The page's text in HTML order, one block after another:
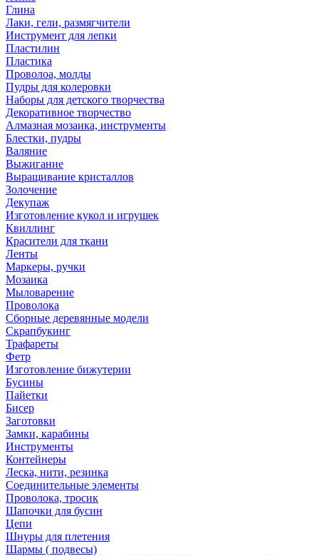
Глина
Лаки, гели, размягчители
Инструмент для лепки
Пластилин
Пластика
Проволоа, молды
Пудры для колеровки
Наборы для детского творчества
Декоративное творчество
Алмазная мозаика, инструменты
Блестки, пудры
Валяние
Выжигание
Выращивание кристаллов
Золочение
Декупаж
Изготовление кукол и игрушек
Квиллинг
Красители для ткани
Ленты
Маркеры, ручки
Мозаика
Мыловарение
Проволока
Сборные деревянные модели
Скрапбукинг
Трафареты
Фетр
Изготовление бижутерии
Бусины
Пайетки
Бисер
Заготовки
Замки, карабины
Инструменты
Контейнеры
Леска, нити, резинка
Соединительные элементы
Проволока, тросик
Шапочки для бусин
Цепи
Шнуры для плетения
Шармы ( подвесы)